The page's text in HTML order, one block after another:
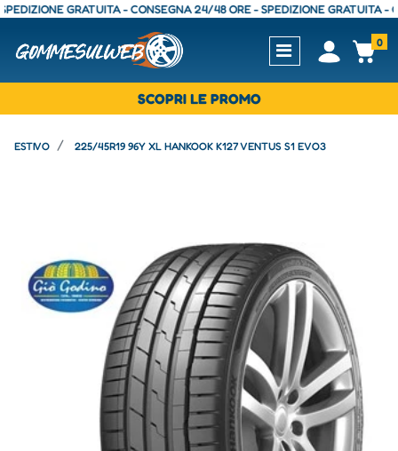
GRATUITA - CONSEGNA 24/48 ORE - SPEDIZIONE GRATUITA -
Open0
SCOPRI LE PROMO
ESTIVO 225/45R19 96Y XL HANKOOK K127 VENTUS S1 EVO3